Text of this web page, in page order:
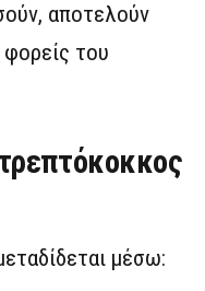
αποτελούν
του
μέσω: